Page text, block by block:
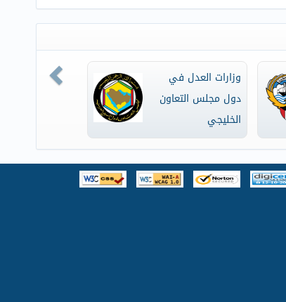
بوابة دولة الكويت
الإلكترونية
وزارات العدل في
دول مجلس التعاون
الخليجي
Previous